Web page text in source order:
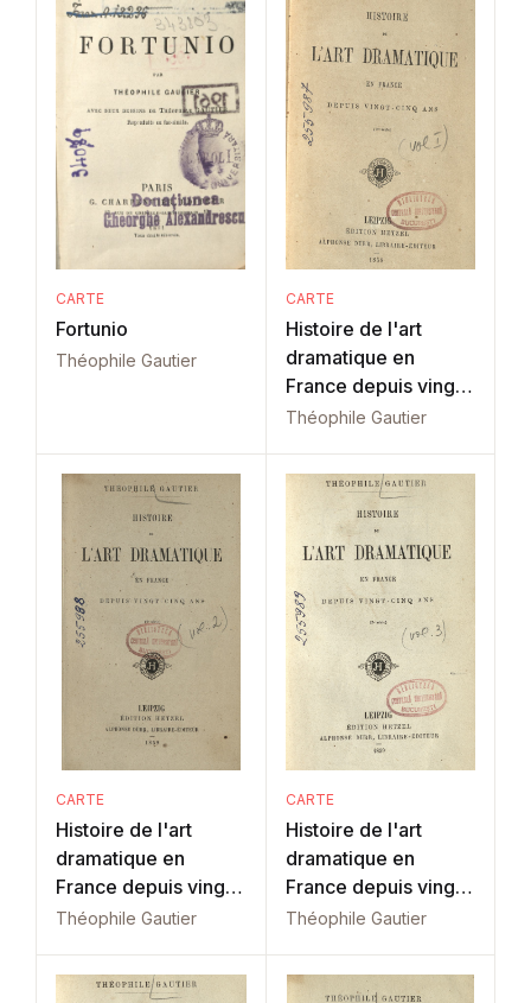
CARTE
Fortunio
Théophile Gautier
CARTE
Histoire de l'art
dramatique en
France depuis vingt-
cinq ans: Vol. 1
Théophile Gautier
CARTE
Histoire de l'art
dramatique en
France depuis vingt-
cinq ans: Vol. 2
Théophile Gautier
CARTE
Histoire de l'art
dramatique en
France depuis vingt-
cinq ans: Vol. 3
Théophile Gautier